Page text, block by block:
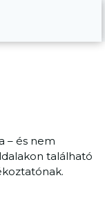
– és nem
található